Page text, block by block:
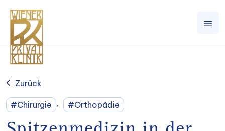
Zurück
#Chirurgie , #Orthopädie